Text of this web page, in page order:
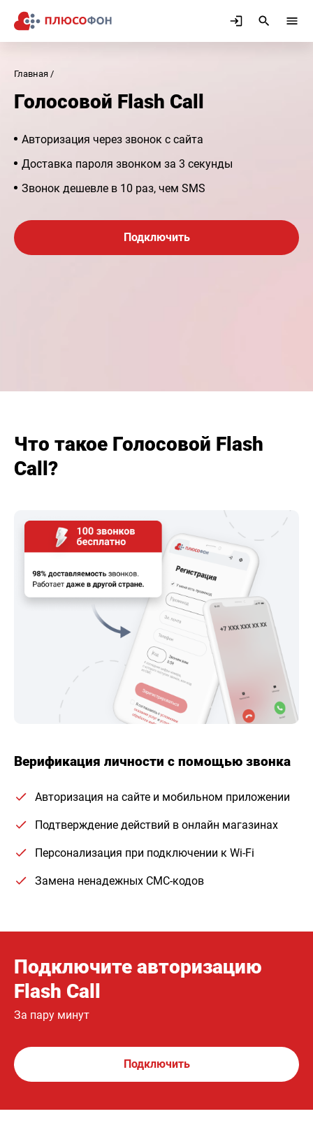
Главная
Голосовой Flash Call
Авторизация через звонок с сайта
Доставка пароля звонком за 3 секунды
Звонок дешевле в 10 раз, чем SMS
Подключить
Что такое Голосовой Flash
Call?
Верификация личности с помощью звонка
Авторизация на сайте и мобильном приложении
Подтверждение действий в онлайн магазинах
Персонализация при подключении к Wi-Fi
Замена ненадежных СМС-кодов
Подключите авторизацию
Flash Call
За пару минут
Подключить